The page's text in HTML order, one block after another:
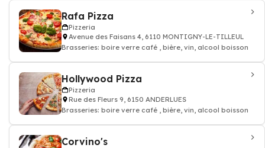
Rafa Pizza
Pizzeria
Avenue des Faisans 4, 6110 MONTIGNY-LE-TILLEUL
Brasseries: boire verre café , bière, vin, alcool boisson
Hollywood Pizza
Pizzeria
Rue des Fleurs 9, 6150 ANDERLUES
Brasseries: boire verre café , bière, vin, alcool boisson
Corvino's